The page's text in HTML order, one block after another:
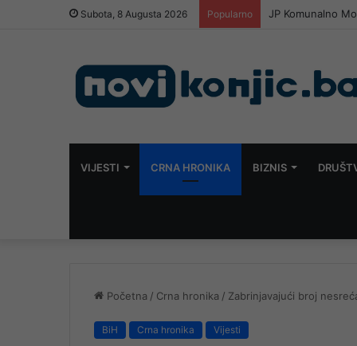
Subota, 8 Augusta 2026 Popularno JP Komunalno
VIJESTI CRNA HRONIKA BIZNIS
Početna / Crna hronika / Zabrinjavajući broj
BiH Crna hronika Vijesti